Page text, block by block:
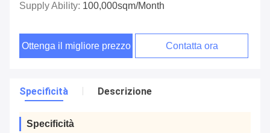
Supply Ability: 100,000sqm/month
Ottenga il migliore prezzo Contatta ora
Specificità Descrizione
Specificità